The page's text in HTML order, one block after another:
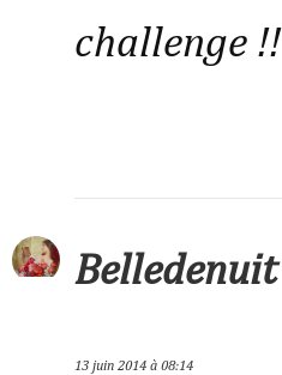
challenge !!
Belledenuit
13 juin 2014 à 08:14